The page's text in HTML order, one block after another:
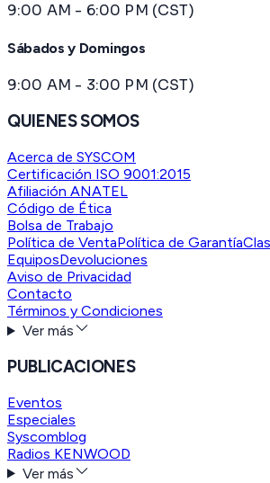
9:00 AM - 6:00 PM (CST)
Sábados y Domingos
9:00 AM - 3:00 PM (CST)
QUIENES SOMOS
Acerca de SYSCOM
Certificación ISO 9001:2015
Afiliación ANATEL
Código de Ética
Bolsa de Trabajo
Política de VentaPolítica de Garantía
EquiposDevoluciones
Aviso de Privacidad
Contacto
Términos y Condiciones
Ver más
PUBLICACIONES
Eventos
Especiales
Syscomblog
Radios KENWOOD
Ver más